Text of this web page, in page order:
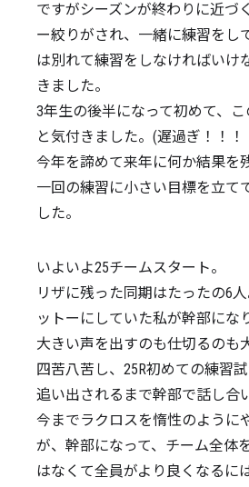
ですがシーズンが終わりに近づ
ー絞りがされ、一緒に練習をし
は別れて練習をしなければいけ
きました。
3年生の後半になって初めて、
と気付きました。(遅過ぎ！！！
今年を諦めて来年に何か結果を
一回の練習に小さい目標を立て
した。
いよいよ25チームスタート。
リザに残った同期はたったの6
ットーにしていた私が幹部にな
大きい声を出すのも仕切るのも
四苦八苦し、25R初めての練習
追い出されるまで幹部で話し合
今までラクロスを惰性のように
が、幹部になって、チーム全体
はなくて全員がより良くなるに